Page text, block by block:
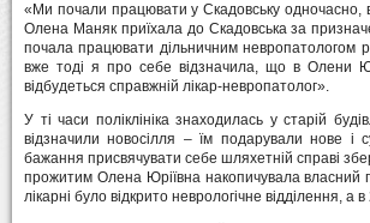
«Ми почали працювати у Скадовську одночасно,
Олена Маняк приїхала до Скадовська за
почала працювати дільничним невропатологом
вже тоді я про себе відзначила, що в Олени
відбудеться справжній лікар-невропатолог».
У ті часи поліклініка знаходилась у старій
відзначили новосілля – їм подарували нове і
бажання присвячувати себе шляхетній справі
прожитим Олена Юріївна накопичувала власний
лікарні було відкрито неврологічне відділення,